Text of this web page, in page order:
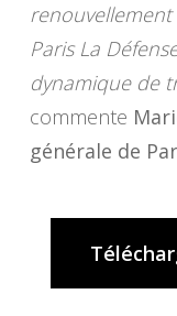
Paris La
dynamique de
commente
générale de